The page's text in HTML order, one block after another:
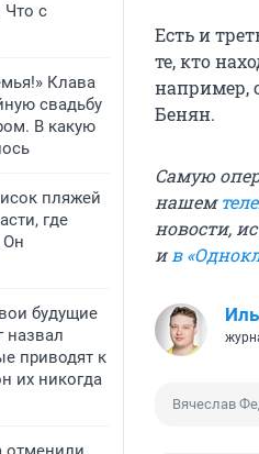
Что с
Клава
свадьбу
В какую
пляжей
где
Он
будущие
назвал
приводят к
их никогда
Есть и
те, кто
например,
Бенян.
Самую
нашем
новости,
и в
Вячеслав